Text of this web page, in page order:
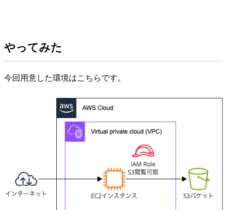
やってみた
今回用意した環境はこちらです。